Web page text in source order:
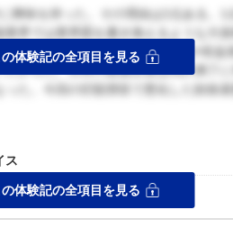
興味を持った。その理由は2点ある。1
界では業界図を書き換えるような大
製薬企業でさえ新たな成長戦略や収益
からだ。日本の製薬企業は特許満了
た。今回の巨額買収で悪化した財政
の体験記の全項目を見る
ス
書くことを心掛けた。
の体験記の全項目を見る